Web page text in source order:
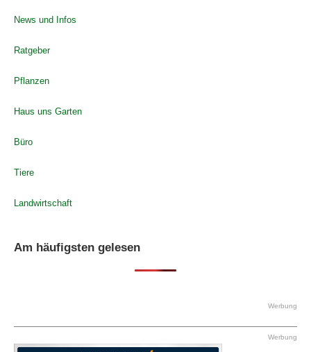
News und Infos
Ratgeber
Pflanzen
Haus uns Garten
Büro
Tiere
Landwirtschaft
Am häufigsten gelesen
Werbung
Werbung